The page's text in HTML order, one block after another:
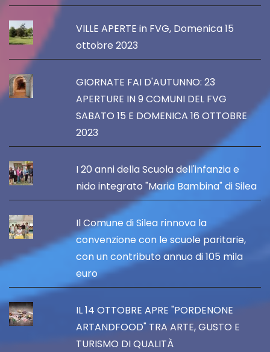
VILLE APERTE in FVG, Domenica 15
ottobre 2023
GIORNATE FAI D'AUTUNNO: 23
APERTURE IN 9 COMUNI DEL FVG
SABATO 15 E DOMENICA 16 OTTOBRE
2023
I 20 anni della Scuola dell'infanzia e
nido integrato "Maria Bambina" di Silea
Il Comune di Silea rinnova la
convenzione con le scuole paritarie,
con un contributo annuo di 105 mila
euro
IL 14 OTTOBRE APRE "PORDENONE
ARTANDFOOD" TRA ARTE, GUSTO E
TURISMO DI QUALITÀ